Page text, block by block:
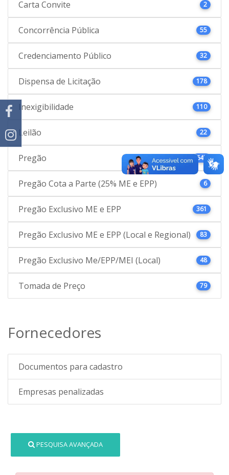
Carta Convite 2
Concorrência Pública 55
Credenciamento Público 32
Dispensa de Licitação 178
Inexigibilidade 110
Leilão 22
Pregão 645
Pregão Cota a Parte (25% ME e EPP) 6
Pregão Exclusivo ME e EPP 361
Pregão Exclusivo ME e EPP (Local e Regional) 83
Pregão Exclusivo Me/EPP/MEI (Local) 48
Tomada de Preço 79
Fornecedores
Documentos para cadastro
Empresas penalizadas
PESQUISA AVANÇADA